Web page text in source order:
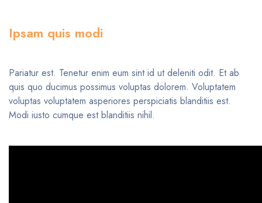
Ipsam quis modi
Pariatur est. Tenetur enim eum sint id ut deleniti odit. Et ab
quis quo ducimus possimus voluptas dolorem. Voluptatem
voluptas voluptatem asperiores perspiciatis blanditiis est.
Modi iusto cumque est blanditiis nihil.